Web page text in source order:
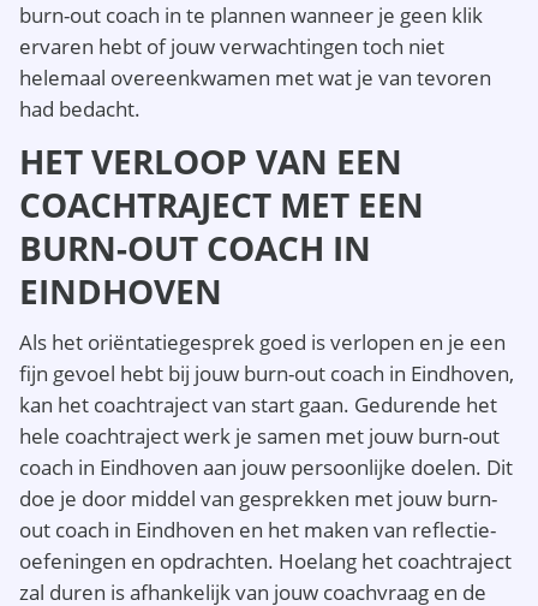
burn-out coach in te plannen wanneer je geen klik
ervaren hebt of jouw verwachtingen toch niet
helemaal overeenkwamen met wat je van tevoren
had bedacht.
HET VERLOOP VAN EEN
COACHTRAJECT MET EEN
BURN-OUT COACH IN
EINDHOVEN
Als het oriëntatiegesprek goed is verlopen en je een
fijn gevoel hebt bij jouw burn-out coach in Eindhoven,
kan het coachtraject van start gaan. Gedurende het
hele coachtraject werk je samen met jouw burn-out
coach in Eindhoven aan jouw persoonlijke doelen. Dit
doe je door middel van gesprekken met jouw burn-
out coach in Eindhoven en het maken van reflectie-
oefeningen en opdrachten. Hoelang het coachtraject
zal duren is afhankelijk van jouw coachvraag en de